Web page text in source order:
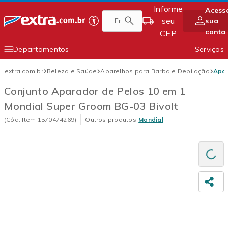
para
principal
Página inicial do Extra
Informe
seu
CEP
sua
conta
Departamentos
Smartphones Eletrodomésticos
TV e Vídeo Móveis
Eletroportáteis Informática
Serviços
extra.com.br Beleza e Saúde Aparelhos para Barba e Depilação
Conjunto Aparador de Pelos 10 em 1
Mondial Super Groom BG-03 Bivolt
(Cód. Item 1570474269) Outros produtos Mondial